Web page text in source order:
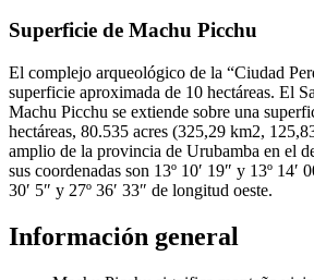
Superficie de Machu Picchu
El complejo arqueológico de la “Ciudad
superficie aproximada de 10 hectáreas. El
Machu Picchu se extiende sobre una
hectáreas, 80.535 acres (325,29 km2,
amplio de la provincia de Urubamba en el
sus coordenadas son 13º 10′ 19″ y 13º 14′
30′ 5″ y 27º 36′ 33″ de longitud oeste.
Información general